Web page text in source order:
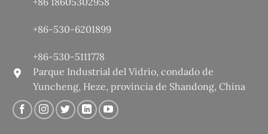
+86-530-6201899
+86-530-5111778
Parque Industrial del Vidrio, condado de
Yuncheng, Heze, provincia de Shandong, China